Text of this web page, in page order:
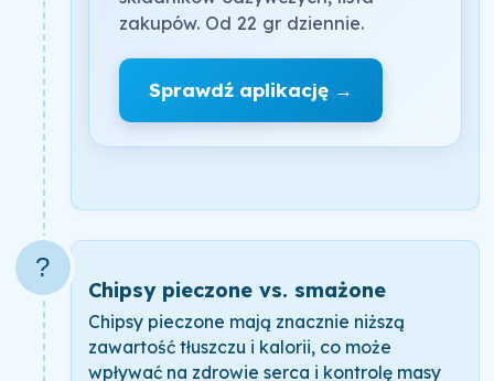
zakupów. Od 22 gr dziennie.
Sprawdź aplikację →
?
Chipsy pieczone vs. smażone
Chipsy pieczone mają znacznie niższą
zawartość tłuszczu i kalorii, co może
wpływać na zdrowie serca i kontrolę masy